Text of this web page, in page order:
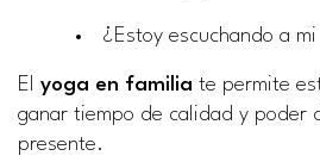
¿Estoy escuchando a
El yoga en familia te permite
ganar tiempo de calidad y poder
presente.